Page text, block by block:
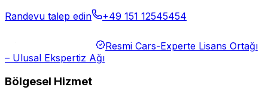
Randevu talep edin
+49 151 12545454
Resmi Cars-Experte Lisans Ortağı
– Ulusal Ekspertiz Ağı
Bölgesel Hizmet